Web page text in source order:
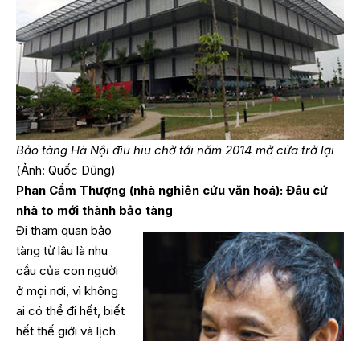
Bảo tàng Hà Nội đìu hiu chờ tới năm 2014 mở cửa trở lại
(Ảnh: Quốc Dũng)
Phan Cẩm Thượng (nhà nghiên cứu văn hoá): Đâu cứ
nhà to mới thành bảo tàng
Đi tham quan bảo
tàng từ lâu là nhu
cầu của con người
ở mọi nơi, vì không
ai có thể đi hết, biết
hết thế giới và lịch